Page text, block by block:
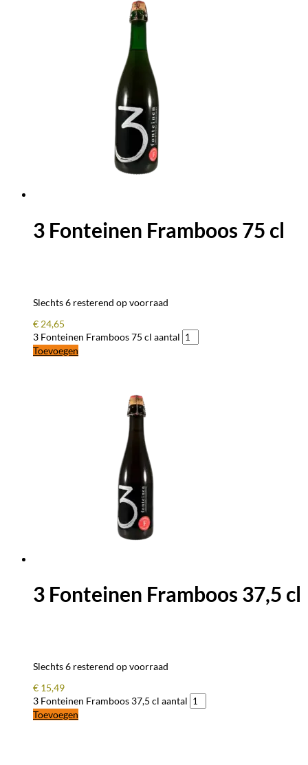
3 Fonteinen Framboos 75 cl
Slechts 6 resterend op voorraad
€ 24,65
3 Fonteinen Framboos 75 cl aantal
Toevoegen
3 Fonteinen Framboos 37,5 cl
Slechts 6 resterend op voorraad
€ 15,49
3 Fonteinen Framboos 37,5 cl aantal
Toevoegen